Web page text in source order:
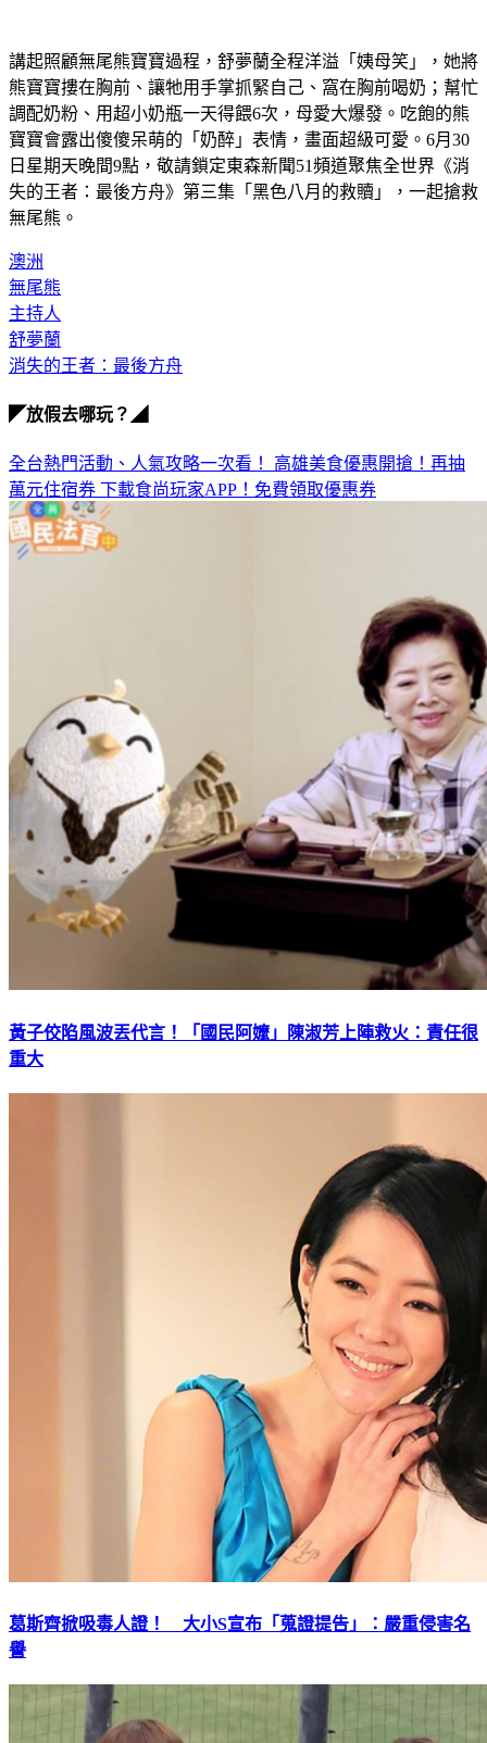
講起照顧無尾熊寶寶過程，舒夢蘭全程洋溢「姨母笑」，她將
熊寶寶摟在胸前、讓牠用手掌抓緊自己、窩在胸前喝奶；幫忙
調配奶粉、用超小奶瓶一天得餵6次，母愛大爆發。吃飽的熊
寶寶會露出傻傻呆萌的「奶醉」表情，畫面超級可愛。6月30
日星期天晚間9點，敬請鎖定東森新聞51頻道聚焦全世界《消
失的王者：最後方舟》第三集「黑色八月的救贖」，一起搶救
無尾熊。
澳洲
無尾熊
主持人
舒夢蘭
消失的王者：最後方舟
◤放假去哪玩？◢
全台熱門活動、人氣攻略一次看！ 高雄美食優惠開搶！再抽
萬元住宿券 下載食尚玩家APP！免費領取優惠券
黃子佼陷風波丟代言！「國民阿嬤」陳淑芳上陣救火：責任很
重大
葛斯齊掀吸毒人證！ 大小S宣布「蒐證提告」：嚴重侵害名
譽